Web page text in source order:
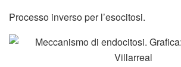
Processo inverso per l’esocitosi.